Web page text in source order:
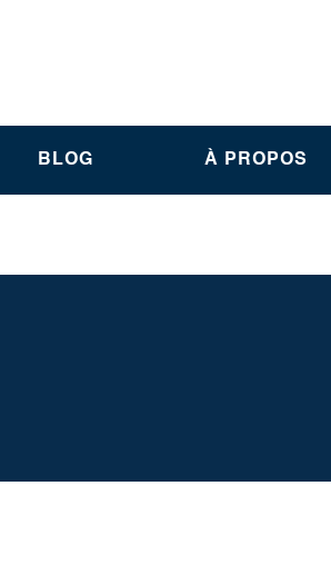
BLOG À PROPOS